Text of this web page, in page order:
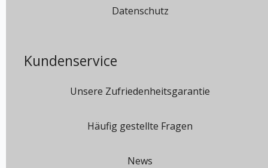
Datenschutz
Kundenservice
Unsere Zufriedenheitsgarantie
Häufig gestellte Fragen
News